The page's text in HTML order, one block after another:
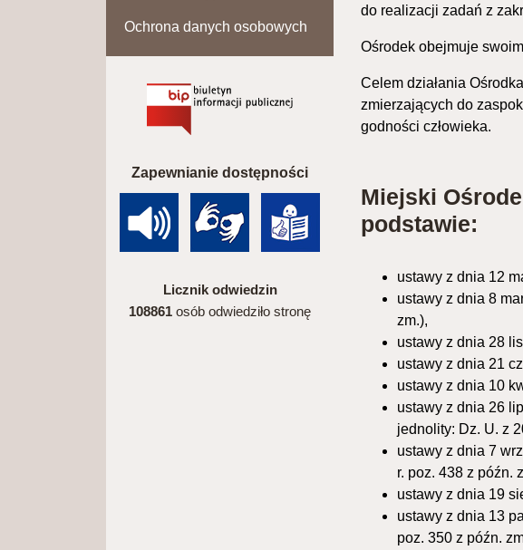
do realizacji zadań z
Ośrodek obejmuje
Celem działania
zmierzających do
godności człowieka.
Miejski
podstawie:
ustawy z dnia 12
ustawy z dnia 8
zm.),
ustawy z dnia 28
ustawy z dnia 21
ustawy z dnia 10
ustawy z dnia 26
jednolity: Dz. U. z
ustawy z dnia 7
r. poz. 438 z późn.
ustawy z dnia 19
ustawy z dnia 13
poz. 350 z późn.
Ochrona danych osobowych
Zapewnianie dostępności
Licznik odwiedzin
108861 osób odwiedziło stronę